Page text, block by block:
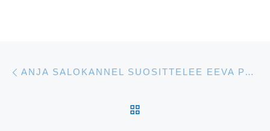
Artikkelien navigointi ANJA SALOKANNEL SUOSITTELEE EEVA PARKIN ENSIMMÄISTÄ SUOMENNETTUA ROMAANIA